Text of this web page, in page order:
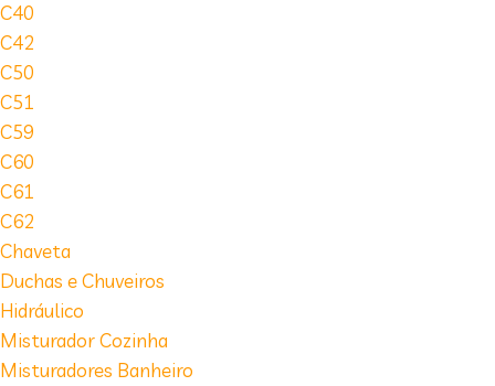
C40
C42
C50
C51
C59
C60
C61
C62
Chaveta
Duchas e Chuveiros
Hidráulico
Misturador Cozinha
Misturadores Banheiro